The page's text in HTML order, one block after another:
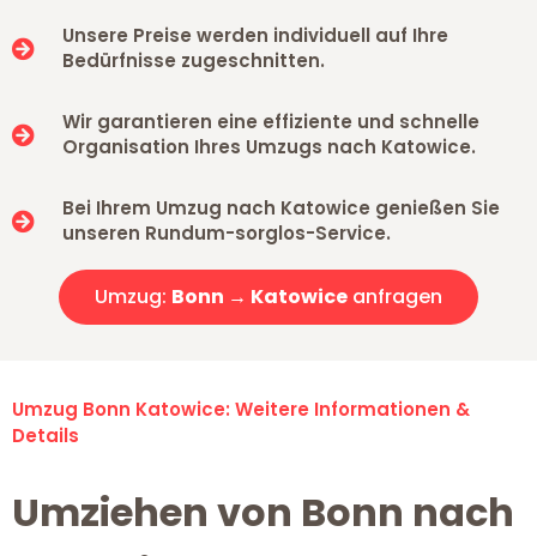
Unsere Preise werden individuell auf Ihre
Bedürfnisse zugeschnitten.
Wir garantieren eine effiziente und schnelle
Organisation Ihres Umzugs nach Katowice.
Bei Ihrem Umzug nach Katowice genießen Sie
unseren Rundum-sorglos-Service.
Umzug: Bonn → Katowice anfragen
Umzug Bonn Katowice: Weitere Informationen &
Details
Umziehen von Bonn nach